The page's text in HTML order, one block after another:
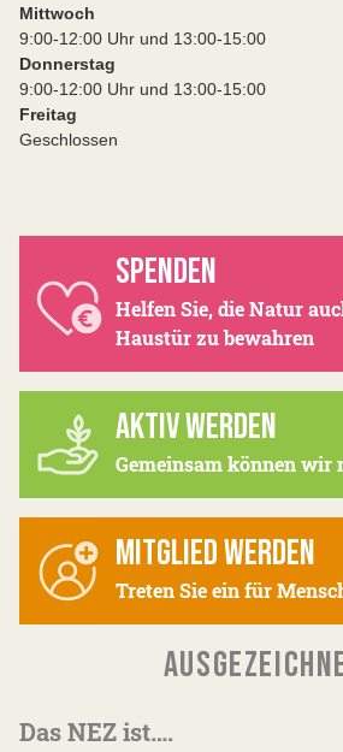
Mittwoch
9:00-12:00 Uhr und 13:00-15:00
Donnerstag
9:00-12:00 Uhr und 13:00-15:00
Freitag
Geschlossen
SPENDEN
Helfen Sie, die Natur
Haustür zu bewahren
AKTIV WERDEN
Gemeinsam können wir
MITGLIED WERDEN
Treten Sie ein für
Das NEZ ist….